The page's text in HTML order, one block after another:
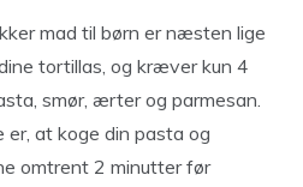
mad til børn er næsten lige
tortillas, og kræver kun 4
smør, ærter og parmesan.
er, at koge din pasta og
omtrent 2 minutter før